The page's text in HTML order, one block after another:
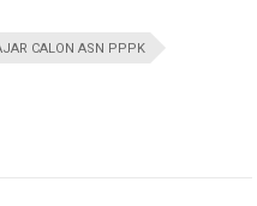
CALON ASN PPPK